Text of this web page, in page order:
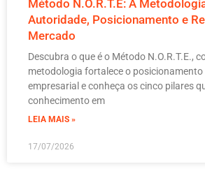
Método N.O.R.T.E: A
Autoridade, Posicionamento e
Mercado
Descubra o que é o Método N.O.R.T.E.,
metodologia fortalece o
empresarial e conheça os cinco pilares
conhecimento em
LEIA MAIS »
17/07/2026